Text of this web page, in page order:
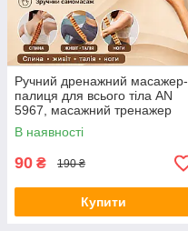
Ручний дренажний масажер-
палиця для всього тіла AN
5967, масажний тренажер
для спини, живота, талії,
стегон і ніг, коричневий
В наявності
90 ₴ 190 ₴
Купити